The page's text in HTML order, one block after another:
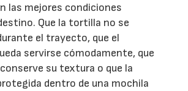
las mejores condiciones
Que la tortilla no se
el trayecto, que el
servirse cómodamente, que
su textura o que la
dentro de una mochila